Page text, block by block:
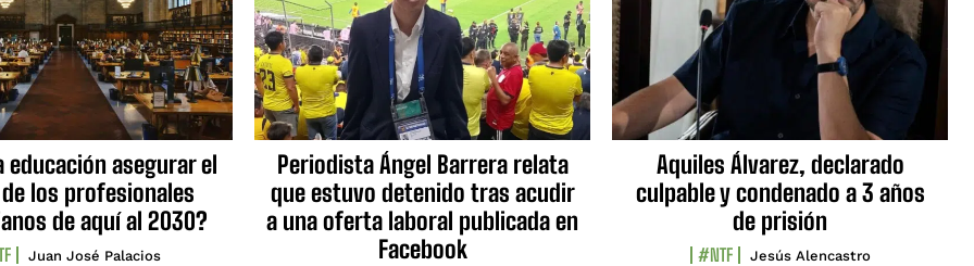
educación asegurar el
los profesionales
de aquí al 2030?
Juan José Palacios
Periodista Ángel Barrera relata
que estuvo detenido tras acudir
a una oferta laboral publicada en
Facebook
Aquiles Álvarez, declarado
culpable y condenado a 3 años
de prisión
#NTF Jesús Alencastro